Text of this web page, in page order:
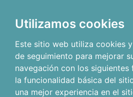
Utilizamos cookies
Este sitio web utiliza cookies
de seguimiento para mejorar
navegación con los siguientes
la funcionalidad básica del
una mejor experiencia en el